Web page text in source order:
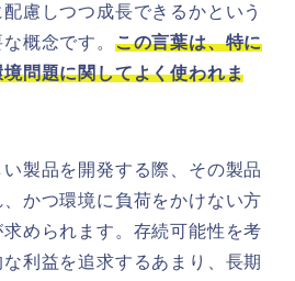
慮しつつ成長できるかという
概念です。 この言葉は、特に
問題に関してよく使われま
製品を開発する際、その製品
かつ環境に負荷をかけない方
められます。存続可能性を考
利益を追求するあまり、長期